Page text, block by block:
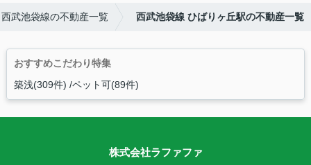
西武池袋線の不動産一覧 西武池袋線 ひばりヶ丘駅の不動産一覧
おすすめこだわり特集
築浅(309件) ペット可(89件)
株式会社ラファファ